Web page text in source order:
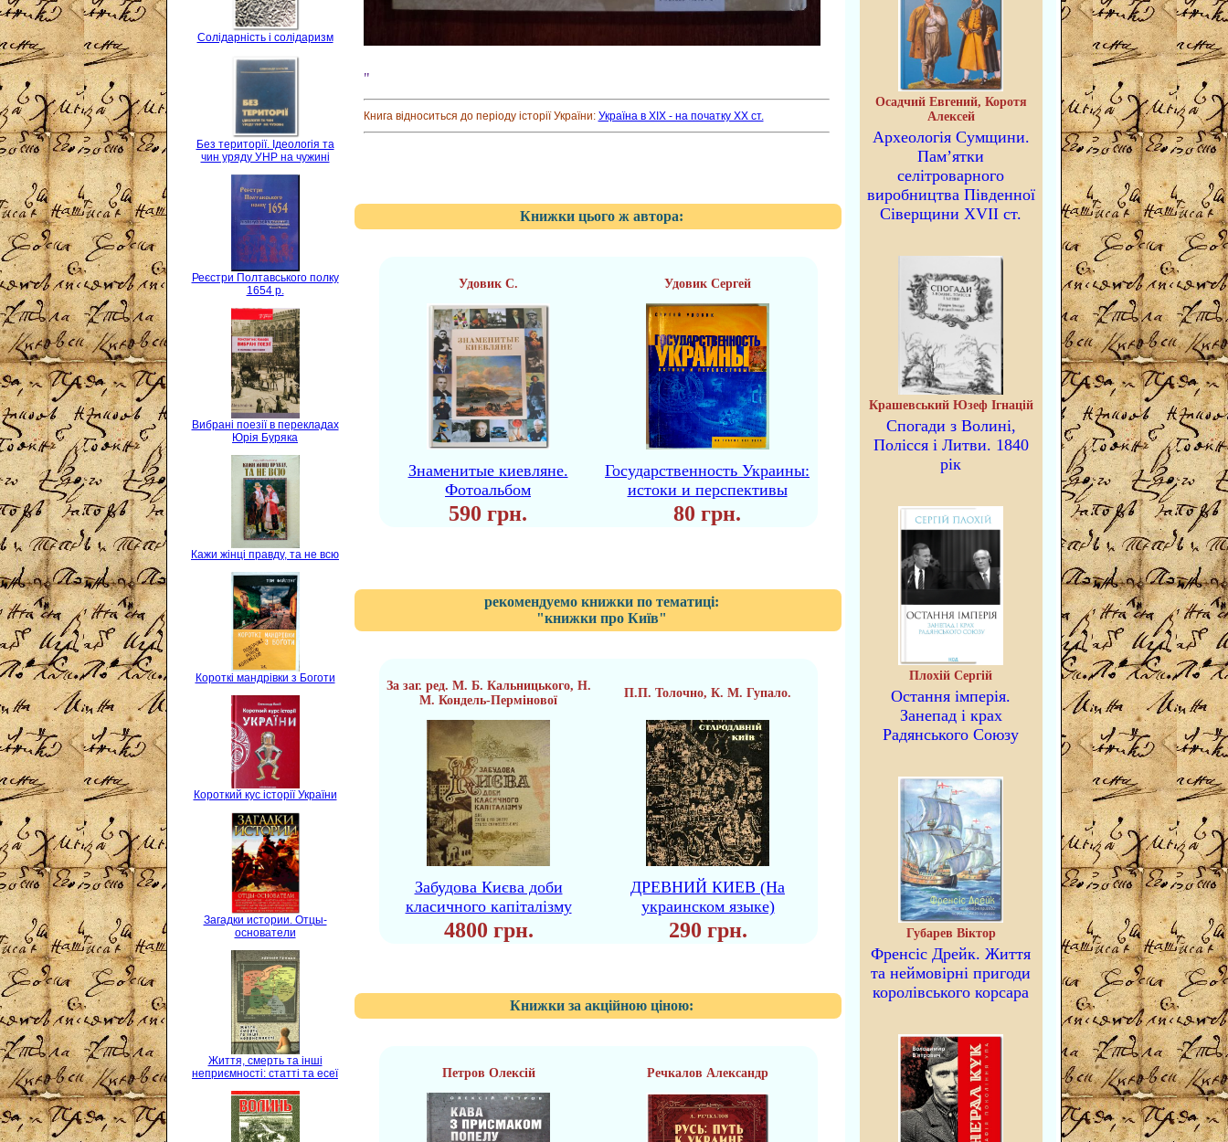
Солідарність і солідаризм
Без території. Ідеологія та
чин уряду УНР на чужині
Реєстри Полтавського полку
1654 р.
Вибрані поезії в перекладах
Юрія Буряка
Кажи жінці правду, та не всю
Короткі мандрівки з Боготи
Короткий кус історії України
Загадки истории. Отцы-
основатели
Життя, смерть та інші
неприємності: статті та есеї
"
Книга відноситься до періоду історії України: Україна в XIX - на початку XX ст.
Книжки цього ж автора:
Удовик С. Удовик Сергей
Знаменитые киевляне.
Фотоальбом
Государственность Украины:
истоки и перспективы
590 грн. 80 грн.
рекомендуемо книжки по тематиці:
"книжки про Київ"
За заг. ред. М. Б. Кальницького, Н.
М. Кондель-Пермінової
П.П. Толочно, К. М. Гупало.
Забудова Києва доби
класичного капіталізму
ДРЕВНИЙ КИЕВ (На
украинском языке)
4800 грн. 290 грн.
Книжки за акційною ціною:
Петров Олексій Речкалов Александр
Осадчий Евгений, Коротя
Алексей
Археологія Сумщини.
Пам’ятки
селітроварного
виробництва Південної
Сіверщини XVII ст.
Крашевський Юзеф Ігнацій
Спогади з Волині,
Полісся і Литви. 1840
рік
Плохій Сергій
Остання імперія.
Занепад і крах
Радянського Союзу
Губарев Віктор
Френсіс Дрейк. Життя
та неймовірні пригоди
королівського корсара